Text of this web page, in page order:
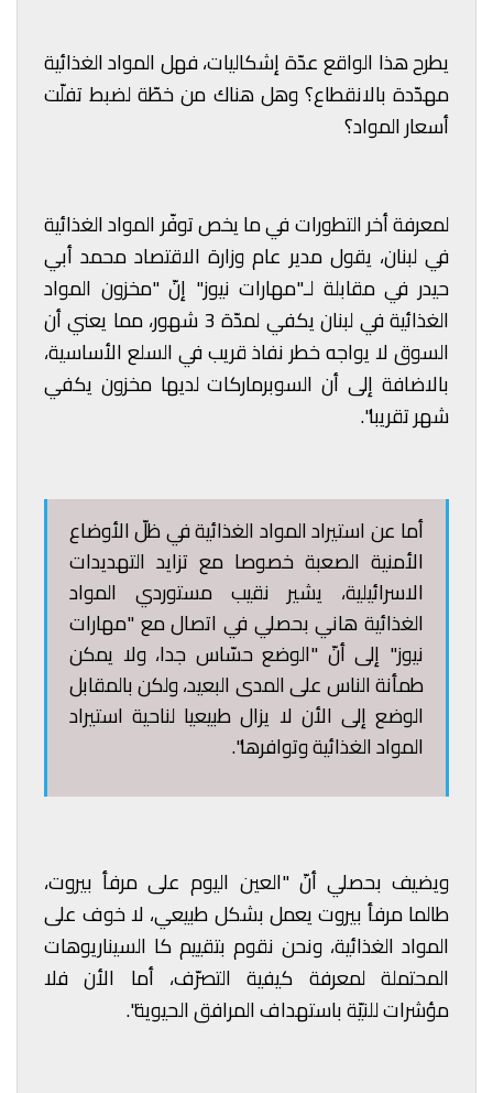
يطرح هذا الواقع عدّة إشكاليات، فهل المواد الغذائية
مهدّدة بالانقطاع؟ وهل هناك من خطّة لضبط تفلّت
أسعار المواد؟
لمعرفة أخر التطورات في ما يخص توفّر المواد الغذائية
في لبنان، يقول مدير عام وزارة الاقتصاد محمد أبي
حيدر في مقابلة لـ"مهارات نيوز" إنّ "مخزون المواد
الغذائية في لبنان يكفي لمدّة 3 شهور، مما يعني أن
السوق لا يواجه خطر نفاذ قريب في السلع الأساسية،
بالاضافة إلى أن السوبرماركات لديها مخزون يكفي
شهر تقريبا".
أما عن استيراد المواد الغذائية في ظلّ الأوضاع
الأمنية الصعبة خصوصا مع تزايد التهديدات
الاسرائيلية، يشير نقيب مستوردي المواد
الغذائية هاني بحصلي في اتصال مع "مهارات
نيوز" إلى أنّ "الوضع حسّاس جدا، ولا يمكن
طمأنة الناس على المدى البعيد، ولكن بالمقابل
الوضع إلى الأن لا يزال طبيعيا لناحية استيراد
المواد الغذائية وتوافرها".
ويضيف بحصلي أنّ "العين اليوم على مرفأ بيروت،
طالما مرفأ بيروت يعمل بشكل طبيعي، لا خوف على
المواد الغذائية، ونحن نقوم بتقييم كا السيناريوهات
المحتملة لمعرفة كيفية التصرّف، أما الأن فلا
مؤشرات للنيّة باستهداف المرافق الحيوية".